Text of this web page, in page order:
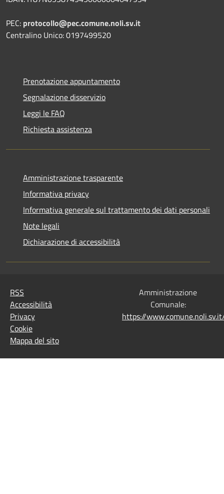
PEC: protocollo@pec.comune.noli.sv.it
Centralino Unico: 0197499520
Prenotazione appuntamento
Segnalazione disservizio
Leggi le FAQ
Richiesta assistenza
Amministrazione trasparente
Informativa privacy
Informativa generale sul trattamento dei dati personali
Note legali
Dichiarazione di accessibilità
RSS
Accessibilità
Privacy
Cookie
Mappa del sito
Amministrazione
Comunale:
https://